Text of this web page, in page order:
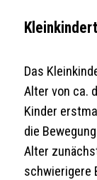
Das
Alter von ca.
Kinder
die
Alter
schwierigere